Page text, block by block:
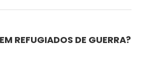
REFUGIADOS DE GUERRA?